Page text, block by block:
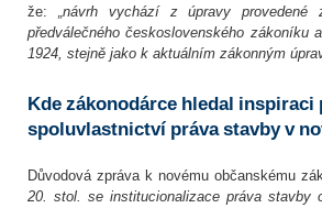
že:
„návrh vychází z úpravy
předválečného československého
1924, stejně jako k aktuálním zákonným
Kde zákonodárce hledal
spoluvlastnictví práva stavby v
Důvodová zpráva k novému občanskému
20. stol. se institucionalizace práva stavby